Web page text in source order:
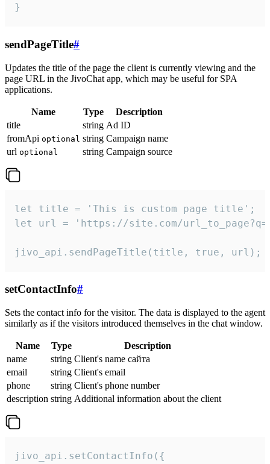
}
sendPageTitle#
Updates the title of the page the client is currently viewing and the
page URL in the JivoChat app, which may be useful for SPA
applications.
Name Type
Description
title
string Ad ID
fromApi optional string Campaign name
url optional string Campaign source
let title = 'This is custom page title';
let url = 'https://site.com/
jivo_api.sendPageTitle(title, true, url);
setContactInfo#
Sets the contact info for the visitor. The data is displayed to the agent
similarly as if the visitors introduced themselves in the chat window.
Name Type
Description
name
string Client's name сайта
email
string Client's email
phone
string Client's phone number
description string Additional information about the client
jivo_api.setContactInfo({